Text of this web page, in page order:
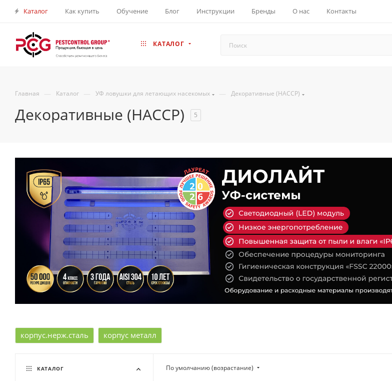
Каталог Как купить Обучение Блог Инструкции Бренды О нас Контакты
КАТАЛОГ
Главная — Каталог — УФ ловушки для летающих насекомых — Декоративные (HACCP)
Декоративные (HACCP) 5
корпус.нерж.сталь корпус металл
По умолчанию (возрастание)
КАТАЛОГ